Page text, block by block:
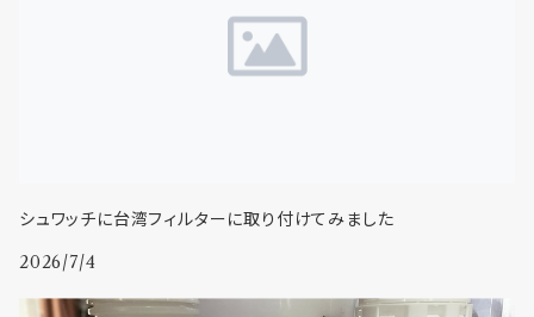
シュワッチに台湾フィルターに取り付けてみました
2026/7/4